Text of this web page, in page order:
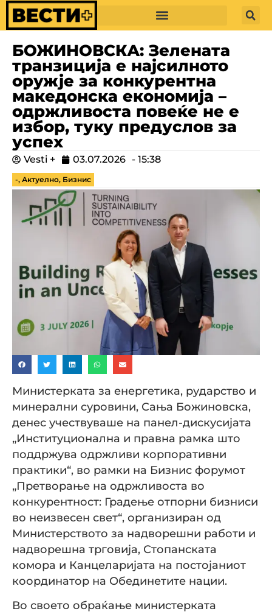
БОЖИНОВСКА: Зелената
транзиција е најсилното
оружје за конкурентна
македонска економија –
одржливоста повеќе не е
избор, туку предуслов за
успех
Vesti + 03.07.2026 - 15:38
-, Актуелно, Бизнис
Министерката за енергетика, рударство и
минерални суровини, Сања Божиновска,
денес учествуваше на панел-дискусијата
„Институционална и правна рамка што
поддржува одржливи корпоративни
практики“, во рамки на Бизнис форумот
„Претворање на одржливоста во
конкурентност: Градење отпорни бизниси
во неизвесен свет“, организиран од
Министерството за надворешни работи и
надворешна трговија, Стопанската
комора и Канцеларијата на постојаниот
координатор на Обединетите нации.
Во своето обраќање министерката